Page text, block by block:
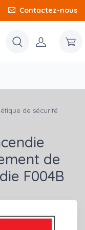
Contactez-nous
de sécurité
de
F004B